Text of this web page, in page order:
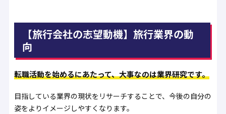
【旅行会社の志望動機】旅行業界の動
向
転職活動を始めるにあたって、大事なのは業界研究です。
目指している業界の現状をリサーチすることで、今後の自分の
姿をよりイメージしやすくなります。